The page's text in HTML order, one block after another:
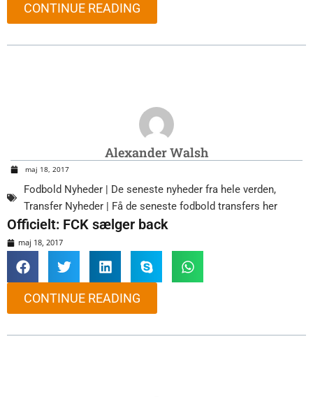
CONTINUE READING
Alexander Walsh
maj 18, 2017
Fodbold Nyheder | De seneste nyheder fra hele verden,
Transfer Nyheder | Få de seneste fodbold transfers her
Officielt: FCK sælger back
maj 18, 2017
CONTINUE READING